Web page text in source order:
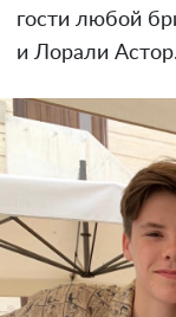
гости любой
и Лорали Астор.